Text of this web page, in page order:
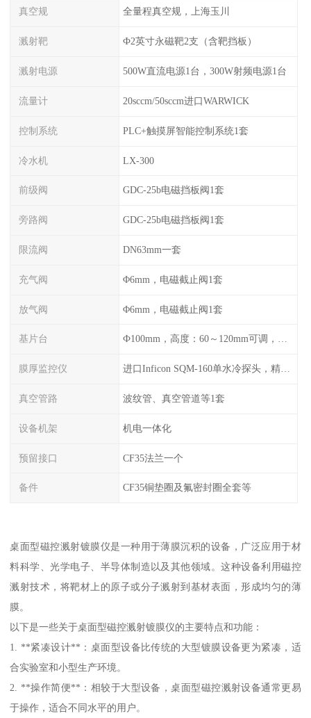
真空规 全量程真空规，上海玉川
溅射靶 Ф2英寸永磁靶2支（含靶挡板）
溅射电源 500W直流电源1台，300W射频电源1台
流量计 20sccm/50sccm进口WARWICK
控制系统 PLC+触摸屏智能控制系统1套
冷水机 LX-300
前级阀 GDC-25b电磁挡板阀1套
旁路阀 GDC-25b电磁挡板阀1套
限流阀 DN63mm一套
充气阀 Φ6mm，电磁截止阀1套
放气阀 Φ6mm，电磁截止阀1套
基片台 Ф100mm，高度：60～120mm可调，旋转：0-20r/min可调，可加热至300℃
膜厚监控仪 进口Inficon SQM-160单水冷探头，精度0.1Å（选配）
真空管路 波纹管、真空管道等1套
设备机架 机电一体化
预留接口 CF35法兰一个
备件 CF35铜垫圈及氟密封圈全套等
桌面型磁控溅射镀膜仪是一种用于薄膜沉积的设备，广泛应用于材
料科学、光学电子、半导体制造以及其他领域。这种设备利用磁控
溅射技术，将靶材上的原子或分子溅射到基材表面，形成均匀的薄
膜。
以下是一些关于桌面型磁控溅射镀膜仪的主要特点和功能：
1. **紧凑设计**：桌面型设备比传统的大型镀膜设备更为紧凑，适
合实验室和小型生产环境。
2. **操作简便**：相较于大型设备，桌面型磁控溅射设备通常更易
于操作，适合不同水平的用户。